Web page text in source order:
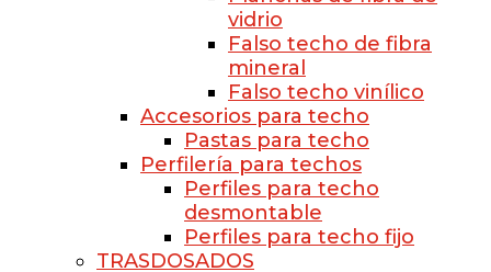
vidrio
Falso techo de fibra
mineral
Falso techo vinílico
Accesorios para techo
Pastas para techo
Perfilería para techos
Perfiles para techo
desmontable
Perfiles para techo fijo
TRASDOSADOS